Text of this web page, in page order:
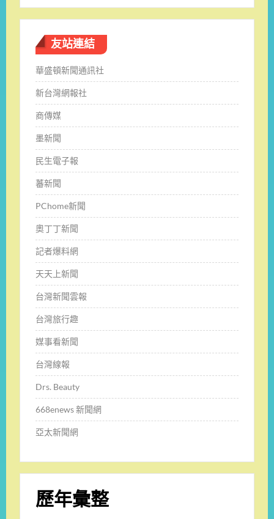
友站連結
華盛頓新聞通訊社
新台灣網報社
商傳媒
墨新聞
民生電子報
蕃新聞
PChome新聞
奧丁丁新聞
記者爆料網
天天上新聞
台灣新聞雲報
台灣旅行趣
媒事看新聞
台灣線報
Drs. Beauty
668enews 新聞網
亞太新聞網
歷年彙整